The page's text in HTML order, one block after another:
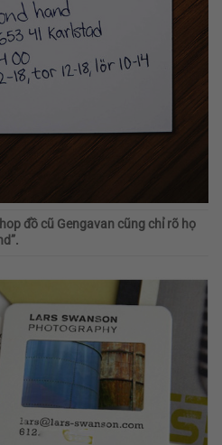
đồ cũ Gengavan cũng chỉ rõ họ